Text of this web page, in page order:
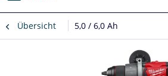
Übersicht 5,0 / 6,0 Ah